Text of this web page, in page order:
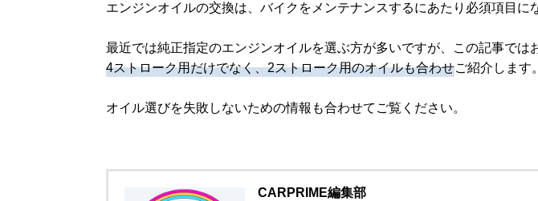
エンジンオイルの交換は、バイクをメンテナンスするにあたり必須項目に
最近では純正指定のエンジンオイルを選ぶ方が多いですが、この記事では
4ストローク用だけでなく、2ストローク用のオイルも合わせご紹介します。
オイル選びを失敗しないための情報も合わせてご覧ください。
CARPRIME編集部